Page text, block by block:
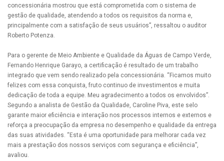
concessionária mostrou que está comprometida com o sistema de
gestão de qualidade, atendendo a todos os requisitos da norma e,
principalmente com a satisfação de seus usuários”, ressaltou o auditor
Roberto Potenza.
Para o gerente de Meio Ambiente e Qualidade da Águas de Campo Verde,
Fernando Henrique Garayo, a certificação é resultado de um trabalho
integrado que vem sendo realizado pela concessionária. “Ficamos muito
felizes com essa conquista, fruto continuo de investimentos e muita
dedicação de toda a equipe. Meu agradecimento a todos os envolvidos”.
Segundo a analista de Gestão da Qualidade, Caroline Piva, este selo
garante maior eficiência e interação nos processos internos e externos e
reforça a preocupação da empresa no desempenho e qualidade da entrega
das suas atividades. “Esta é uma oportunidade para melhorar cada vez
mais a prestação dos nossos serviços com segurança e eficiência”,
avaliou.